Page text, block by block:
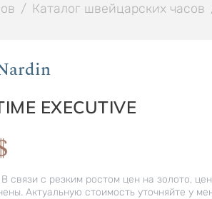
/ Каталог швейцарских часов
EXECUTIVE
связи с резким ростом цен на золото,
Актуальную стоимость уточняйте у